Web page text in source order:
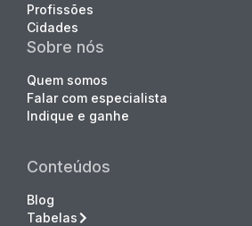
Profissões
Cidades
Sobre nós
Quem somos
Falar com especialista
Indique e ganhe
Conteúdos
Blog
Tabelas